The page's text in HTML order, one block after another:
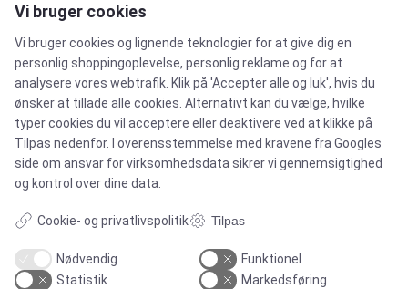
Nyhedsbrev
Presse
Whisteblower Portal
Vi bruger cookies
Vi bruger cookies og lignende teknologier for at give dig en
personlig shoppingoplevelse, personlig reklame og for at
analysere vores webtrafik. Klik på 'Accepter alle og luk', hvis du
ønsker at tillade alle cookies. Alternativt kan du vælge, hvilke
typer cookies du vil acceptere eller deaktivere ved at klikke på
Tilpas nedenfor. I overensstemmelse med kravene fra Googles
side om ansvar for virksomhedsdata sikrer vi gennemsigtighed
og kontrol over dine data.
Cookie- og privatlivspolitik Tilpas
Nødvendig
Funktionel
Statistik
Markedsføring